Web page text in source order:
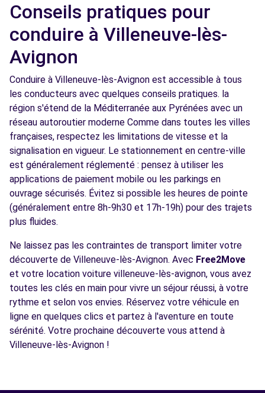
Conseils pratiques pour
conduire à Villeneuve-lès-
Avignon
Conduire à Villeneuve-lès-Avignon est accessible à tous
les conducteurs avec quelques conseils pratiques. la
région s'étend de la Méditerranée aux Pyrénées avec un
réseau autoroutier moderne Comme dans toutes les villes
françaises, respectez les limitations de vitesse et la
signalisation en vigueur. Le stationnement en centre-ville
est généralement réglementé : pensez à utiliser les
applications de paiement mobile ou les parkings en
ouvrage sécurisés. Évitez si possible les heures de pointe
(généralement entre 8h-9h30 et 17h-19h) pour des trajets
plus fluides.
Ne laissez pas les contraintes de transport limiter votre
découverte de Villeneuve-lès-Avignon. Avec Free2Move
et votre location voiture villeneuve-lès-avignon, vous avez
toutes les clés en main pour vivre un séjour réussi, à votre
rythme et selon vos envies. Réservez votre véhicule en
ligne en quelques clics et partez à l'aventure en toute
sérénité. Votre prochaine découverte vous attend à
Villeneuve-lès-Avignon !